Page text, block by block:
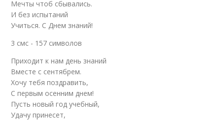
Мечты чтоб сбывались.
И без испытаний
Учиться. С Днем знаний!
3 смс - 157 символов
Приходит к нам день знаний
Вместе с сентябрем.
Хочу тебя поздравить,
С первым осенним днем!
Пусть новый год учебный,
Удачу принесет,